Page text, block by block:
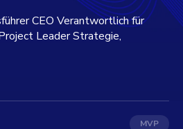
CEO Verantwortlich für
Leader Strategie,
MVP